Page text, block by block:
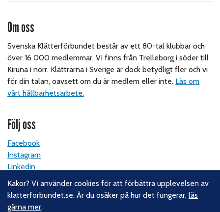
Om oss
Svenska Klätterförbundet består av ett 80-tal klubbar och
över 16 000 medlemmar. Vi finns från Trelleborg i söder till
Kiruna i norr. Klättrarna i Sverige är dock betydligt fler och vi
för din talan, oavsett om du är medlem eller inte. Läs om
vårt hållbarhetsarbete.
Följ oss
Facebook
Instagram
Linkedin
Nyhetsbrev
Kakor? Vi använder cookies för att förbättra upplevelsen av
klatterforbundet.se. Är du osäker på hur det fungerar,läs
gärna mer.